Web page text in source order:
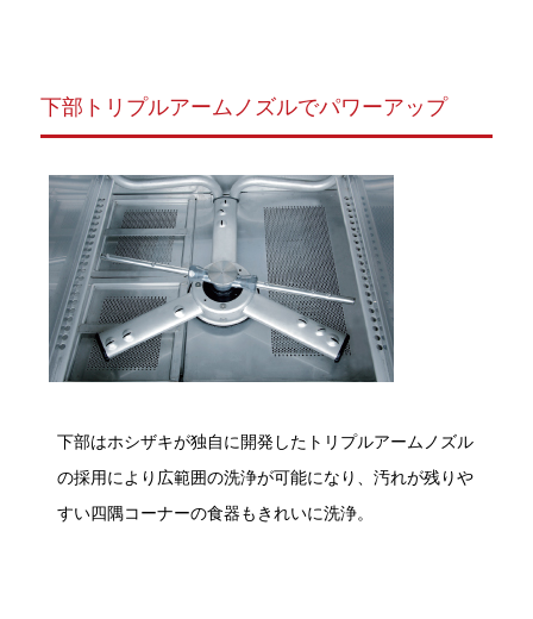
下部トリプルアームノズルでパワーアップ
下部はホシザキが独自に開発したトリプルアームノズル
の採用により広範囲の洗浄が可能になり、汚れが残りや
すい四隅コーナーの食器もきれいに洗浄。